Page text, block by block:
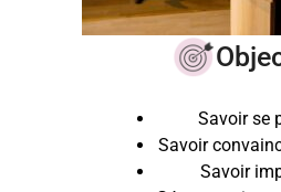
Savoir se
Savoir
Savoir